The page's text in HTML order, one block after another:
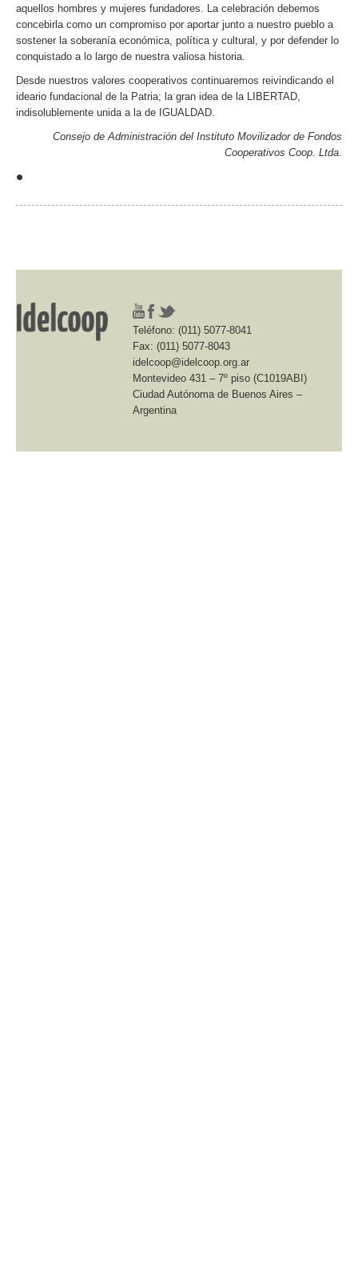
aquellos hombres y mujeres fundadores. La celebración debemos
concebirla como un compromiso por aportar junto a nuestro pueblo a
sostener la soberanía económica, política y cultural, y por defender lo
conquistado a lo largo de nuestra valiosa historia.
Desde nuestros valores cooperativos continuaremos reivindicando el
ideario fundacional de la Patria; la gran idea de la LIBERTAD,
indisolublemente unida a la de IGUALDAD.
Consejo de Administración del Instituto Movilizador de Fondos
Cooperativos Coop. Ltda.
•
Teléfono: (011) 5077-8041
Fax: (011) 5077-8043
idelcoop@idelcoop.org.ar
Montevideo 431 – 7º piso (C1019ABI)
Ciudad Autónoma de Buenos Aires –
Argentina